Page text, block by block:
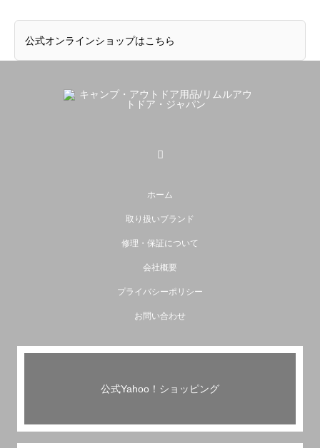
公式オンラインショップはこちら
ホーム
取り扱いブランド
修理・保証について
会社概要
プライバシーポリシー
お問い合わせ
公式Yahoo！ショッピング